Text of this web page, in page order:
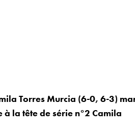
Torres Murcia (6-0, 6-3)
la tête de série n°2 Camila